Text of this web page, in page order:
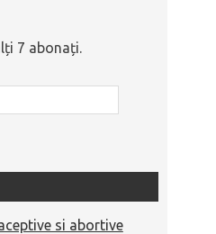
7 abonați.
si abortive